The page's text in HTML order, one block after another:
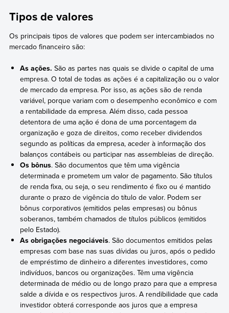
Tipos de valores
Os principais tipos de valores que podem ser intercambiados no
mercado financeiro são:
As ações. São as partes nas quais se divide o capital de uma
empresa. O total de todas as ações é a capitalização ou o valor
de mercado da empresa. Por isso, as ações são de renda
variável, porque variam com o desempenho econômico e com
a rentabilidade da empresa. Além disso, cada pessoa
detentora de uma ação é dona de uma porcentagem da
organização e goza de direitos, como receber dividendos
segundo as políticas da empresa, aceder à informação dos
balanços contábeis ou participar nas assembleias de direção.
Os bônus. São documentos que têm uma vigência
determinada e prometem um valor de pagamento. São títulos
de renda fixa, ou seja, o seu rendimento é fixo ou é mantido
durante o prazo de vigência do título de valor. Podem ser
bônus corporativos (emitidos pelas empresas) ou bônus
soberanos, também chamados de títulos públicos (emitidos
pelo Estado).
As obrigações negociáveis. São documentos emitidos pelas
empresas com base nas suas dívidas ou juros, após o pedido
de empréstimo de dinheiro a diferentes investidores, como
indivíduos, bancos ou organizações. Têm uma vigência
determinada de médio ou de longo prazo para que a empresa
salde a dívida e os respectivos juros. A rendibilidade que cada
investidor obterá corresponde aos juros que a empresa